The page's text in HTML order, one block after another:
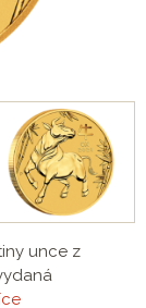
unce z